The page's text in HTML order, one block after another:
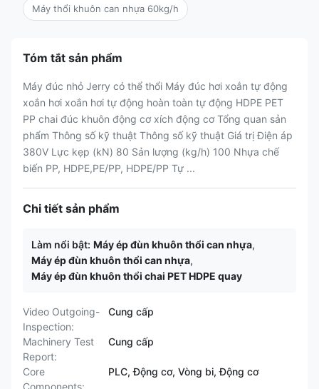
Máy thổi khuôn can nhựa 60kg/h
Tóm tắt sản phẩm
Máy đúc nhỏ Jerry có thể thổi Máy đúc hơi xoắn tự động
xoắn hơi xoắn hơi tự động hoàn toàn tự động HDPE PET
PP chai đúc khuôn động cơ xích động cơ Tổng quan sản
phẩm Thông số kỹ thuật Thông số kỹ thuật Giá trị Điện áp
380V Lực kẹp (kN) 80 Sản lượng (kg/h) 100 Nhựa chế
biến PP, HDPE,PE/PP, HDPE/PP Tự ...
Chi tiết sản phẩm
Làm nổi bật: Máy ép đùn khuôn thổi can nhựa,
Máy ép đùn khuôn thổi can nhựa,
Máy ép đùn khuôn thổi chai PET HDPE quay
Video Outgoing-
Inspection:
Cung cấp
Machinery Test
Report:
Cung cấp
Core
Components:
PLC, Động cơ, Vòng bi, Động cơ